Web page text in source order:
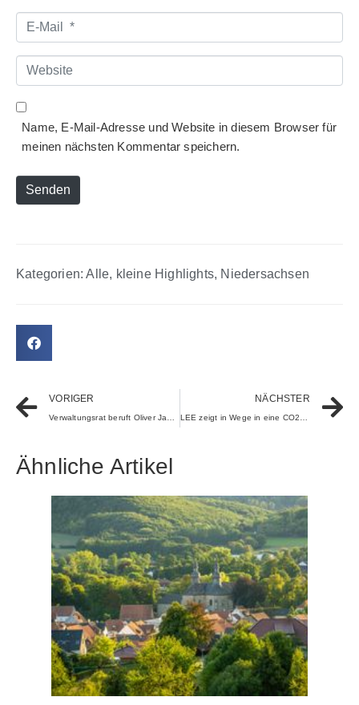
E-
Mail
*Website
Name, E-Mail-Adresse und Website in diesem Browser für
meinen nächsten Kommentar speichern.
Senden
Kategorien: Alle, kleine Highlights, Niedersachsen
VORIGER NÄCHSTER
Ähnliche Artikel